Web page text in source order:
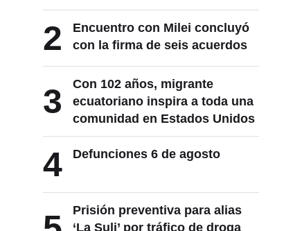
2
Encuentro con Milei concluyó
con la firma de seis acuerdos
3
Con 102 años, migrante
ecuatoriano inspira a toda una
comunidad en Estados Unidos
4 Defunciones 6 de agosto
Prisión preventiva para alias
‘La Suli’ por tráfico de droga